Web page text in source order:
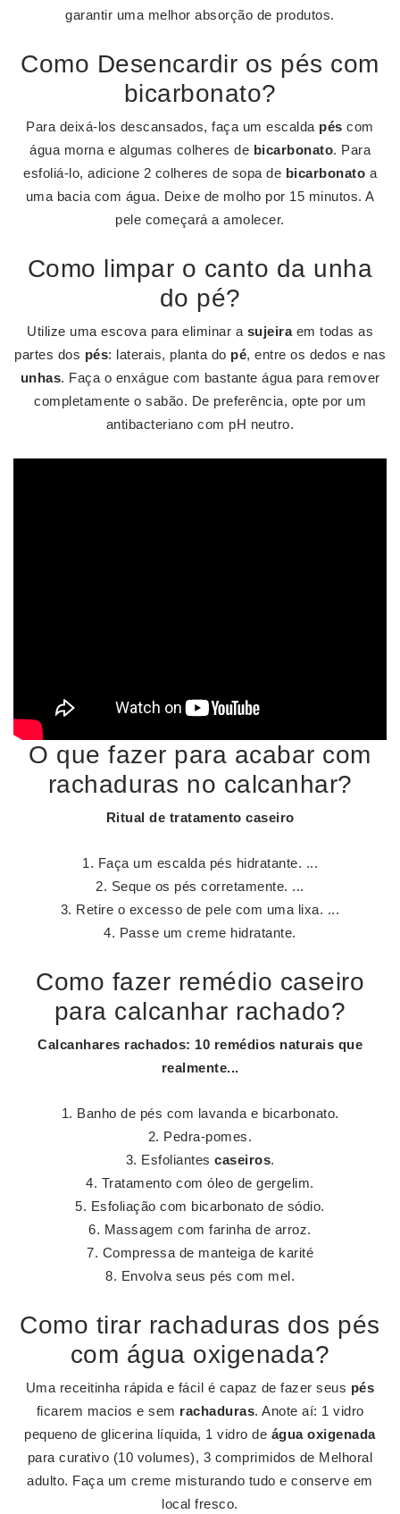
garantir uma melhor absorção de produtos.
Como Desencardir os pés com
bicarbonato?
Para deixá-los descansados, faça um escalda pés com
água morna e algumas colheres de bicarbonato. Para
esfoliá-lo, adicione 2 colheres de sopa de bicarbonato a
uma bacia com água. Deixe de molho por 15 minutos. A
pele começará a amolecer.
Como limpar o canto da unha
do pé?
Utilize uma escova para eliminar a sujeiraem todas as
partes dos pés: laterais, planta do pé, entre os dedos e nas
unhas. Faça o enxágue com bastante água para remover
completamente o sabão. De preferência, opte por um
antibacteriano com pH neutro.
O que fazer para acabar com
rachaduras no calcanhar?
Ritual de tratamento caseiro
Faça um escalda pés hidratante. ...
Seque os pés corretamente. ...
Retire o excesso de pele com uma lixa. ...
Passe um creme hidratante.
Como fazer remédio caseiro
para calcanhar rachado?
Calcanhares rachados: 10 remédios naturais que
realmente...
Banho de pés com lavanda e bicarbonato.
Pedra-pomes.
Esfoliantes caseiros.
Tratamento com óleo de gergelim.
Esfoliação com bicarbonato de sódio.
Massagem com farinha de arroz.
Compressa de manteiga de karité
Envolva seus pés com mel.
Como tirar rachaduras dos pés
com água oxigenada?
Uma receitinha rápida e fácil é capaz de fazer seus pés
ficarem macios e sem rachaduras. Anote aí: 1 vidro
pequeno de glicerina líquida, 1 vidro de água oxigenada
para curativo (10 volumes), 3 comprimidos de Melhoral
adulto. Faça um creme misturando tudo e conserve em
local fresco.